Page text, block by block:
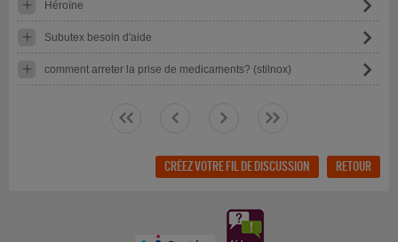
Héroïne
Subutex besoin d'aide
comment arreter la prise de medicaments? (stilnox)
<< < > >>
CRÉEZ VOTRE FIL DE DISCUSSION RETOUR